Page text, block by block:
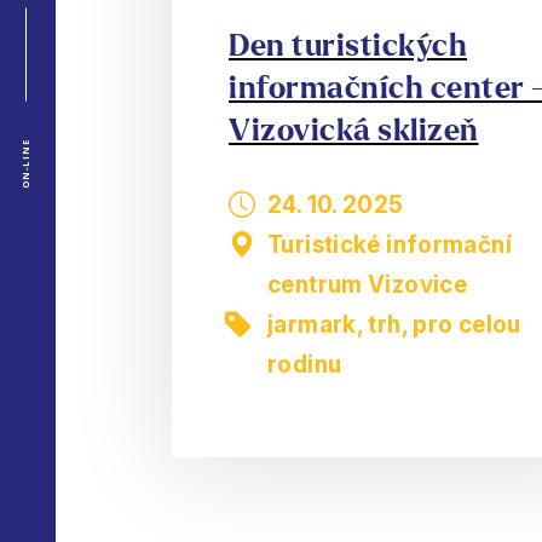
ON-LINE
Den turistických
informačních center
Vizovická sklizeň
24. 10. 2025
Turistické informační
centrum Vizovice
jarmark, trh, pro celou
rodinu